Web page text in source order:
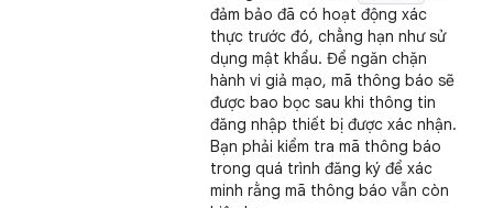
đảm bảo đã có hoạt động xác
thực trước đó, chẳng hạn như sử
dụng mật khẩu. Để ngăn chặn
hành vi giả mạo, mã thông báo sẽ
được bao bọc sau khi thông tin
đăng nhập thiết bị được xác nhận.
Bạn phải kiểm tra mã thông báo
trong quá trình đăng ký để xác
minh rằng mã thông báo vẫn còn